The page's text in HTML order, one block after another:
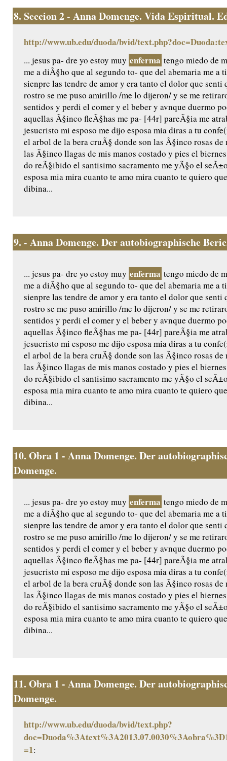
8. Seccion 2 - Anna Domenge. Vida Espiritual.
http://www.ub.edu/duoda/bvid/
... jesus pa- dre yo estoy muy enferma tengo miedo de
me a diÃ§ho que al segundo to- que del abemaria me a
sienpre las tendre de amor y era tanto el dolor que
rostro se me puso amirillo /me lo dijeron/ y se me
sentidos y perdi el comer y el beber y avnque duermo
aquellas Ã§inco fleÃ§has me pa- [44r] pareÃ§ia me
jesucristo mi esposo me dijo esposa mia diras a tu
el arbol de la bera cruÃ§ donde son las Ã§inco rosas
las Ã§inco llagas de mis manos costado y pies el
do reÃ§ibido el santisimo sacramento me yÃ§o el
esposa mia mira cuanto te amo mira cuanto te quiero
dibina...
9. - Anna Domenge. Der autobiographische
... jesus pa- dre yo estoy muy enferma tengo miedo de
me a diÃ§ho que al segundo to- que del abemaria me a
sienpre las tendre de amor y era tanto el dolor que
rostro se me puso amirillo /me lo dijeron/ y se me
sentidos y perdi el comer y el beber y avnque duermo
aquellas Ã§inco fleÃ§has me pa- [44r] pareÃ§ia me
jesucristo mi esposo me dijo esposa mia diras a tu
el arbol de la bera cruÃ§ donde son las Ã§inco rosas
las Ã§inco llagas de mis manos costado y pies el
do reÃ§ibido el santisimo sacramento me yÃ§o el
esposa mia mira cuanto te amo mira cuanto te quiero
dibina...
10. Obra 1 - Anna Domenge. Der
Domenge.
... jesus pa- dre yo estoy muy enferma tengo miedo de
me a diÃ§ho que al segundo to- que del abemaria me a
sienpre las tendre de amor y era tanto el dolor que
rostro se me puso amirillo /me lo dijeron/ y se me
sentidos y perdi el comer y el beber y avnque duermo
aquellas Ã§inco fleÃ§has me pa- [44r] pareÃ§ia me
jesucristo mi esposo me dijo esposa mia diras a tu
el arbol de la bera cruÃ§ donde son las Ã§inco rosas
las Ã§inco llagas de mis manos costado y pies el
do reÃ§ibido el santisimo sacramento me yÃ§o el
esposa mia mira cuanto te amo mira cuanto te quiero
dibina...
11. Obra 1 - Anna Domenge. Der
Domenge.
http://www.ub.edu/duoda/bvid/text.php?
=1: